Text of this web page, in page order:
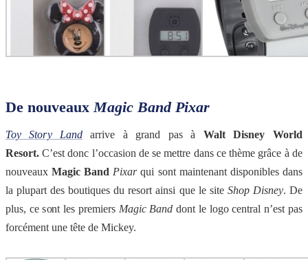
De nouveaux Magic Band Pixar
Toy Story Land arrive à grand pas à Walt Disney World
Resort.C’est donc l’occasion de se mettre dans ce thème grâce à de
nouveauxMagic Band Pixarqui sont maintenant disponibles dans
la plupart des boutiques du resort ainsi que le site Shop Disney. De
plus, ce sont les premiers Magic Banddont le logo central n’est pas
forcément une tête de Mickey.